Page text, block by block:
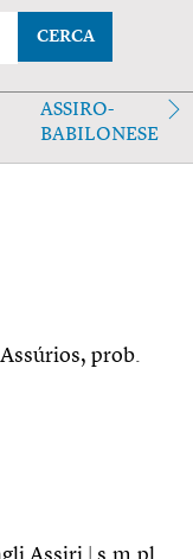
CERCA
ASSIRO-
BABILONESE
prob.